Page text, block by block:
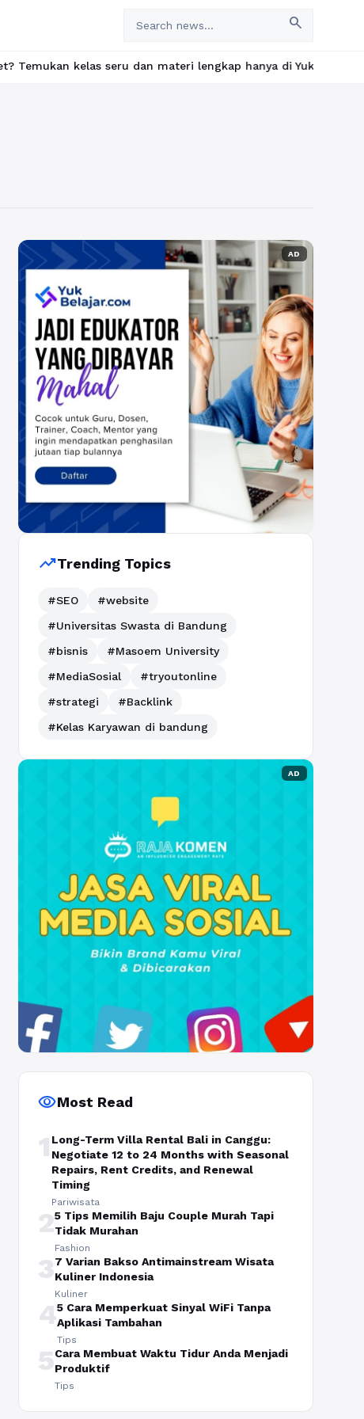
search
kelas seru dan materi lengkap hanya di YukBelajar.com.
AD
trending_upTrending Topics
#SEO
#website
#Universitas Swasta di Bandung
#bisnis
#Masoem University
#MediaSosial
#tryoutonline
#strategi
#Backlink
#Kelas Karyawan di bandung
AD
visibilityMost Read
1 Long-Term Villa Rental Bali in Canggu:
Negotiate 12 to 24 Months with Seasonal
Repairs, Rent Credits, and Renewal
Timing
Pariwisata
25 Tips Memilih Baju Couple Murah Tapi
Tidak Murahan
Fashion
37 Varian Bakso Antimainstream Wisata
Kuliner Indonesia
Kuliner
45 Cara Memperkuat Sinyal WiFi Tanpa
Aplikasi Tambahan
Tips
5Cara Membuat Waktu Tidur Anda Menjadi
Produktif
Tips